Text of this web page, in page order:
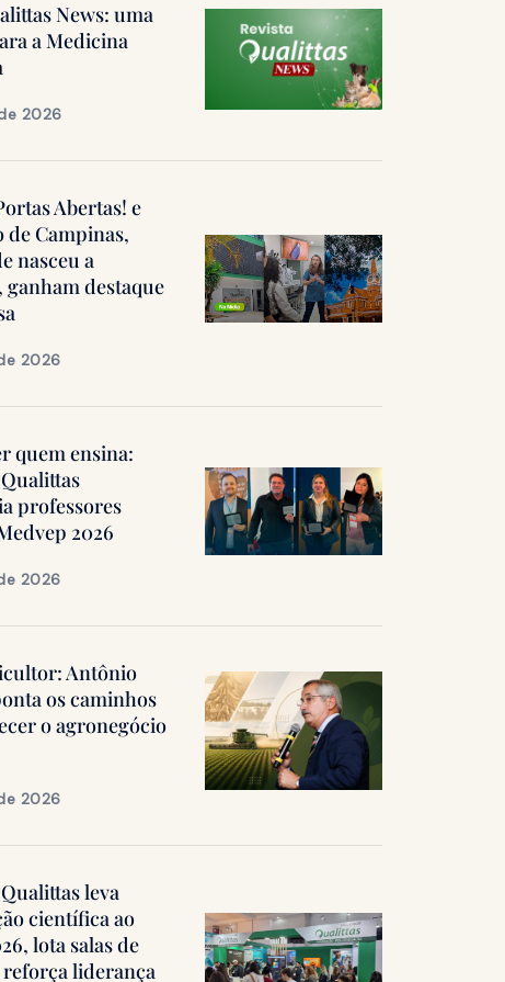
News: uma
a Medicina
2026
Abertas! e
Campinas,
nasceu a
destaque
2026
quem ensina:
professores
2026
2026
Antônio
os caminhos
o agronegócio
2026
leva
científica ao
lota salas de
reforça liderança